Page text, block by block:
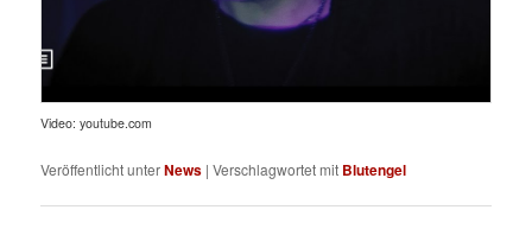
Video: youtube.com
Veröffentlicht unterNews |Verschlagwortet mit Blutengel